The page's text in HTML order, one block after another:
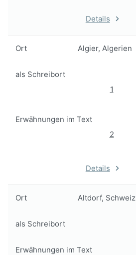
Details
Ort Algier, Algerien
als Schreibort
1
Erwähnungen im Text
2
Details
Ort Altdorf, Schweiz
als Schreibort
Erwähnungen im Text